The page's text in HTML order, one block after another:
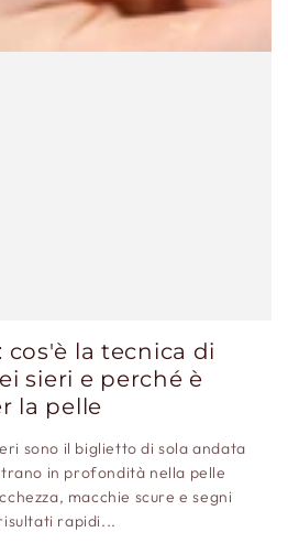
cos'è la tecnica di
sieri e perché è
la pelle
sono il biglietto di sola andata
in profondità nella pelle
macchie scure e segni
rapidi...